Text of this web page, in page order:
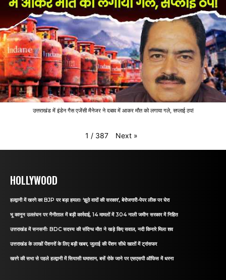
उत्तराखंड में इंडेन गैस एजेंसी मैनेजर ने दबाव में आकर मौत को लगाया गले, सप्लाई ठप!
1 / 387 Next »
HOLLYWOOD
हल्द्वानी में खरगे का BJP पर बड़ा हमलाः ‘झूठे वादों की सरकार’, बेरोजगारी-पेपर लीक पर घेरा
भू कानून उल्लंघन पर नैनीताल में बड़ी कार्रवाई, 14 मामलों में 304 नाली जमीन सरकार में निहित
उत्तराखंड में सनसनीः BDC सदस्य की संदिग्ध मौत ने खड़े किए सवाल, नदी किनारे मिला शव
उत्तराखंड के लाखों पेंशनरों के लिए बड़ी खबर, जुलाई की पेंशन सीधे खातों में ट्रांसफर
खरगे की सभा से पहले हल्द्वानी में सियासी घमासान, बसें रोके जाने पर एसएसपी ऑफिस में धरना